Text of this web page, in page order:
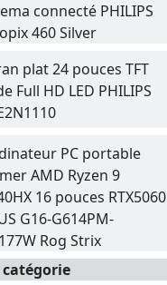
connecté PHILIPS
460 Silver
plat 24 pouces TFT
Full HD LED PHILIPS
PC portable
AMD Ryzen 9
16 pouces RTX5060
G16-G614PM-
Rog Strix